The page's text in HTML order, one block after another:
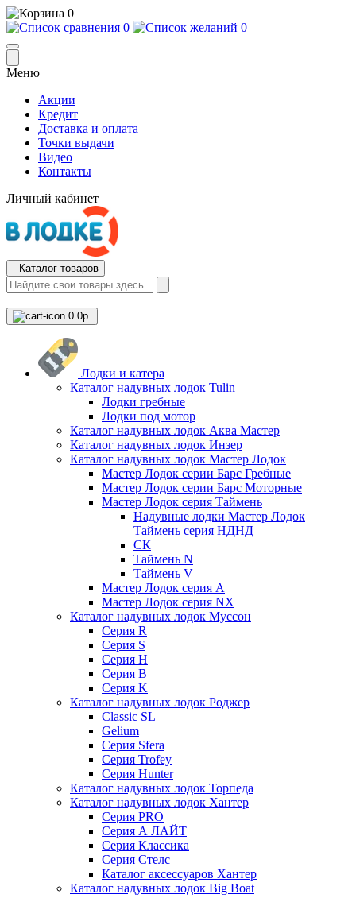
0
0
0
Меню
Акции
Кредит
Доставка и оплата
Точки выдачи
Видео
Контакты
Личный кабинет
Каталог товаров
0 0р.
Лодки и катера
Каталог надувных лодок Tulin
Лодки гребные
Лодки под мотор
Каталог надувных лодок Аква Мастер
Каталог надувных лодок Инзер
Каталог надувных лодок Мастер Лодок
Мастер Лодок серии Барс Гребные
Мастер Лодок серии Барс Моторные
Мастер Лодок серия Таймень
Надувные лодки Мастер Лодок
Таймень серия НДНД
СК
Таймень N
Таймень V
Мастер Лодок серия А
Мастер Лодок серия NX
Каталог надувных лодок Муссон
Серия R
Серия S
Серия H
Серия B
Серия K
Каталог надувных лодок Роджер
Classic SL
Gelium
Серия Sfera
Серия Trofey
Серия Hunter
Каталог надувных лодок Торпеда
Каталог надувных лодок Хантер
Серия PRO
Серия А ЛАЙТ
Серия Классика
Серия Стелс
Каталог аксессуаров Хантер
Каталог надувных лодок Big Boat